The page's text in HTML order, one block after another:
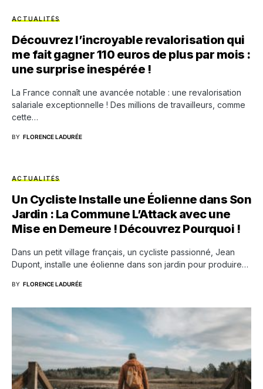
ACTUALITÉS
Découvrez l’incroyable revalorisation qui
me fait gagner 110 euros de plus par mois :
une surprise inespérée !
La France connaît une avancée notable : une revalorisation
salariale exceptionnelle ! Des millions de travailleurs, comme
cette…
BY FLORENCE LADURÉE
ACTUALITÉS
Un Cycliste Installe une Éolienne dans Son
Jardin : La Commune L’Attack avec une
Mise en Demeure ! Découvrez Pourquoi !
Dans un petit village français, un cycliste passionné, Jean
Dupont, installe une éolienne dans son jardin pour produire…
BY FLORENCE LADURÉE